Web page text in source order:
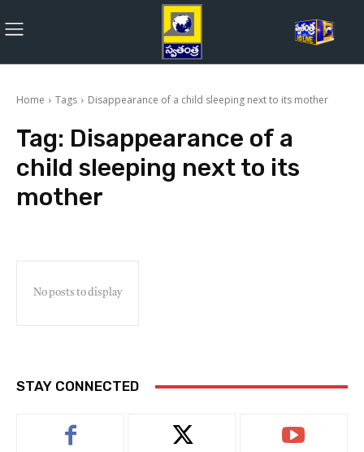
Home Tags Disappearance of a child sleeping next to its mother
Tag: Disappearance of a
child sleeping next to its
mother
No posts to display
STAY CONNECTED